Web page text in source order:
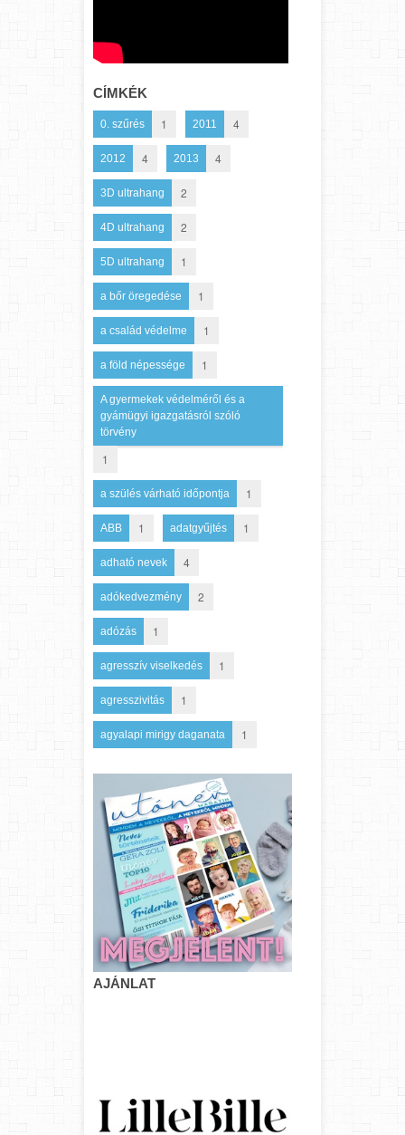
CÍMKÉK
0. szűrés 1 2011 4
2012 4 2013 4
3D ultrahang 2
4D ultrahang 2
5D ultrahang 1
a bőr öregedése 1
a család védelme 1
a föld népessége 1
A gyermekek védelméről és a
gyámügyi igazgatásról szóló
törvény
1
a szülés várható időpontja 1
ABB 1 adatgyűjtés 1
adható nevek 4
adókedvezmény 2
adózás 1
agresszív viselkedés 1
agresszivitás 1
agyalapi mirigy daganata 1
AJÁNLAT